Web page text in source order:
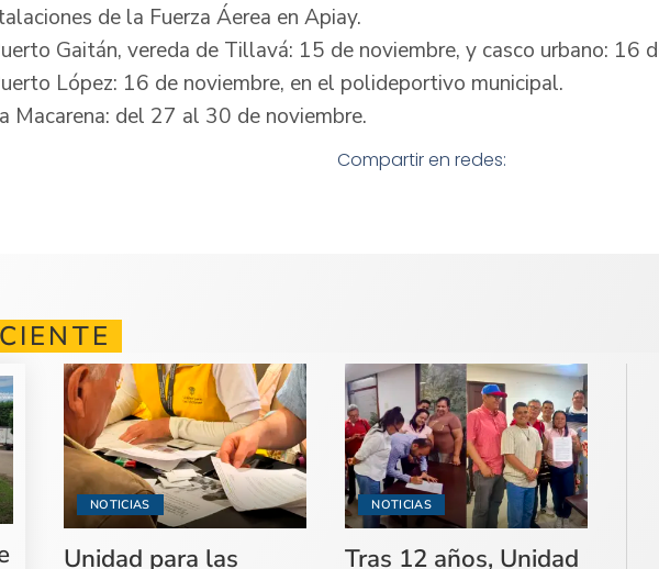
de la Fuerza Áerea en Apiay.
Gaitán, vereda de Tillavá: 15 de noviembre, y casco urbano: 16
López: 16 de noviembre, en el polideportivo municipal.
Macarena: del 27 al 30 de noviembre.
Compartir en redes:
NOTICIAS
Unidad para las
NOTICIAS
Tras 12 años, Unidad